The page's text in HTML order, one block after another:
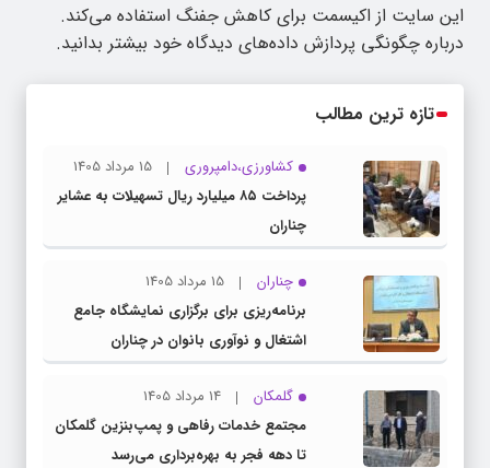
این سایت از اکیسمت برای کاهش جفنگ استفاده می‌کند.
درباره چگونگی پردازش داده‌های دیدگاه خود بیشتر بدانید.
تازه ترین مطالب
کشاورزی،دامپروری
15 مرداد 1405
پرداخت ۸۵ میلیارد ریال تسهیلات به عشایر
چناران
چناران
15 مرداد 1405
برنامه‌ریزی برای برگزاری نمایشگاه جامع
اشتغال و نوآوری بانوان در چناران
گلمکان
14 مرداد 1405
مجتمع خدمات رفاهی و پمپ‌بنزین گلمکان
تا دهه فجر به بهره‌برداری می‌رسد